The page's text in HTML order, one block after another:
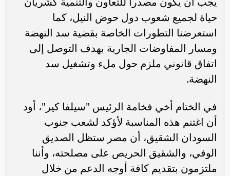
حياة لجميع شعوب دول حوض النيل، كما
استعرضنا التطورات الخاصة بقضية سد النهضة
ومسار المفاوضات الجارية بهدف التوصل إلى
اتفاق قانوني ملزم حول ملء وتشغيل سد
النهضة.
في الختام أخي فخامة الرئيس "سيلفا كير"، أود
أن اغتنم هذه المناسبة لأؤكد لشعب جنوب
السودان الشقيق، أن مصر ستظل الصديق
الوفي، والشقيق الحريص على مصلحته، وأننا
ملتزمون بتقديم كافة أوجه الدعم من خلال